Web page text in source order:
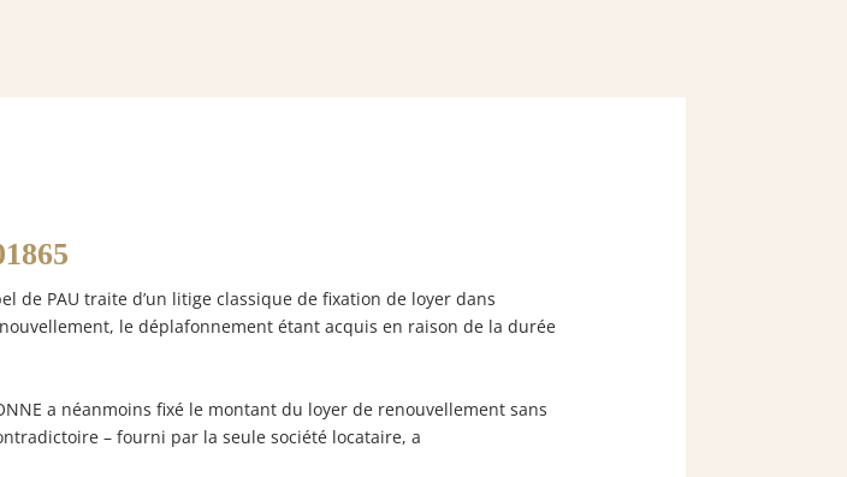
de PAU traite d’un litige classique de fixation de loyer dans
le déplafonnement étant acquis en raison de la durée
a néanmoins fixé le montant du loyer de renouvellement sans
– fourni par la seule société locataire, a